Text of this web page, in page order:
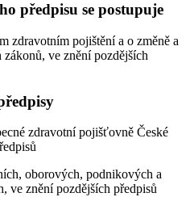
předpisu se postupuje
zdravotním pojištění a o změně a
ve znění pozdějších
zdravotní pojišťovně České
oborových, podnikových a
ve znění pozdějších předpisů